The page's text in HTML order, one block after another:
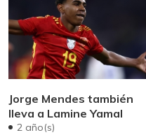
Jorge Mendes también
lleva a Lamine Yamal
2 año(s)